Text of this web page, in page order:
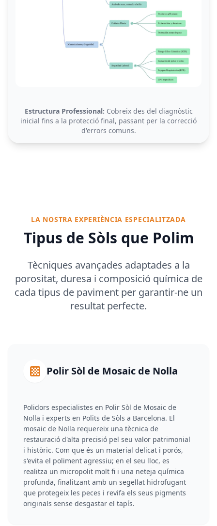
Estructura Professional: Cobreix des del diagnòstic
inicial fins a la protecció final, passant per la correcció
d'errors comuns.
LA NOSTRA EXPERIÈNCIA ESPECIALITZADA
Tipus de Sòls que Polim
Tècniques avançades adaptades a la
porositat, duresa i composició química de
cada tipus de paviment per garantir-ne un
resultat perfecte.
Polir Sòl de Mosaic de Nolla
Polidors especialistes en Polir Sòl de Mosaic de
Nolla i experts en Polits de Sòls a Barcelona. El
mosaic de Nolla requereix una tècnica de
restauració d'alta precisió pel seu valor patrimonial
i històric. Com que és un material delicat i porós,
s'evita el poliment agressiu; en el seu lloc, es
realitza un micropolit molt fi i una neteja química
profunda, finalitzant amb un segellat hidrofugant
que protegeix les peces i revifa els seus pigments
originals sense desgastar el tapís.